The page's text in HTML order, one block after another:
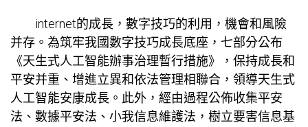
internet的成長，數字技巧的利用，機會和風險
并存。為筑牢我國數字技巧成長底座，七部分公布
《天生式人工智能辦事治理暫行措施》，保持成長和
平安并重、增進立異和依法管理相聯合，領導天生式
人工智能安康成長。此外，經由過程公佈收集平安
法、數據平安法、小我信息維護法，樹立要害信息基